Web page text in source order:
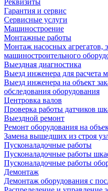
Реквизиты
Гарантия и сервис
Сервисные услуги
Машиностроение
Монтажные работы
Монтаж насосных агрегатов,
машиностроительного
Выездная диагностика
Выезд инженера для расчета
Выезд инженера на объект
обследования оборудования
Центровка валов
Проверка работы датчиков
Выездной ремонт
Ремонт оборудования на
Замена вышедших из строя
Пусконаладочные работы
Пусконаладочные работы
Пусконаладочные работы
Демонтаж
Демонтаж оборудования с